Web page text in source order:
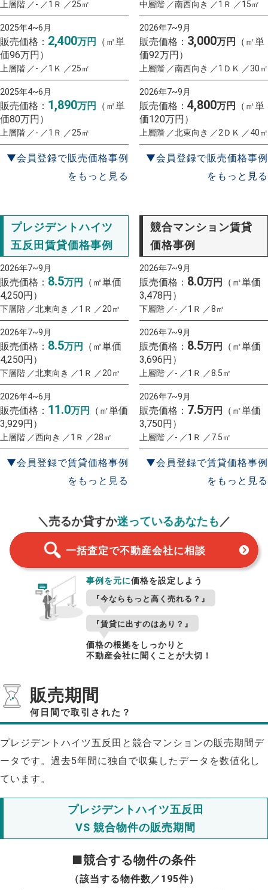
上層階 ／- ／1Ｒ ／25㎡
2025年4~6月
販売価格： 2,400万円
（㎡単
価96万円）
上層階 ／- ／1Ｋ ／25㎡
2025年4~6月
販売価格： 1,890万円
（㎡単
価80万円）
上層階 ／- ／1Ｒ ／25㎡
▼会員登録で販売価格事例
をもっと見る
中層階 ／南西向き ／1Ｒ ／15㎡
2026年7~9月
販売価格： 3,000万円
（㎡単
価92万円）
上層階 ／南西向き ／1ＤＫ ／30㎡
2026年7~9月
販売価格： 4,800万円
（㎡単
価120万円）
上層階 ／北東向き ／2ＤＫ ／40㎡
▼会員登録で販売価格事例
をもっと見る
プレジデントハイツ
五反田賃貸価格事例
2026年7~9月
販売価格： 8.5万円
（㎡単価
4,250円）
下層階 ／北東向き ／1Ｒ ／20㎡
2026年7~9月
販売価格： 8.5万円
（㎡単価
4,250円）
下層階 ／北東向き ／1Ｒ ／20㎡
2026年4~6月
販売価格： 11.0万円
（㎡単価
3,929円）
上層階 ／西向き ／1Ｒ ／28㎡
▼会員登録で賃貸価格事例
をもっと見る
競合マンション賃貸
価格事例
2026年7~9月
販売価格： 8.0万円
（㎡単価
3,478円）
下層階 ／- ／1Ｒ ／8㎡
2026年7~9月
販売価格： 8.5万円
（㎡単価
3,696円）
上層階 ／- ／1Ｒ ／8.5㎡
2026年7~9月
販売価格： 7.5万円
（㎡単価
3,750円）
上層階 ／- ／1Ｒ ／7.5㎡
▼会員登録で賃貸価格事例
をもっと見る
＼売るか貸すか迷っているあなたも／
一括査定で不動産会社に相談
事例を元に価格を設定しよう
『今ならもっと高く売れる？』
『賃貸に出すのはあり？』
価格の根拠をしっかりと
不動産会社に聞くことが大切！
販売期間
何日間で取引された？
プレジデントハイツ五反田と競合マンションの販売期間デ
ータです。過去5年間に独自で収集したデータを数値化し
ています。
プレジデントハイツ五反田
VS 競合物件の販売期間
■競合する物件の条件
（該当する物件数／195件）